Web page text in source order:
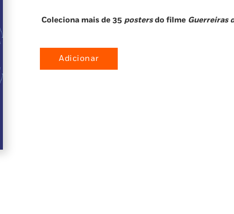
Coleciona mais de 35 postersdo filme Guerreiras
Quantidade
Adicionar